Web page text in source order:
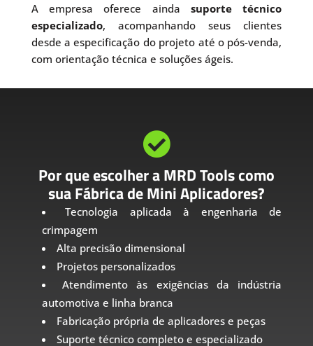
A empresa oferece ainda suporte técnico
especializado, acompanhando seus clientes
desde a especificação do projeto até o pós-venda,
com orientação técnica e soluções ágeis.

Por que escolher a MRD Tools como
sua Fábrica de Mini Aplicadores?
Tecnologia aplicada à engenharia de
crimpagem
Alta precisão dimensional
Projetos personalizados
Atendimento às exigências da indústria
automotiva e linha branca
Fabricação própria de aplicadores e peças
Suporte técnico completo e especializado